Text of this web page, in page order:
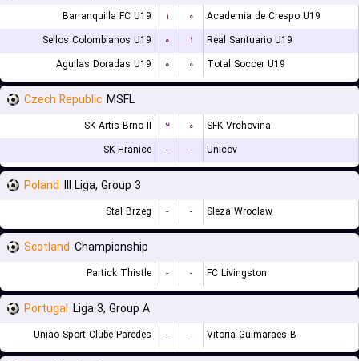
Barranquilla FC U19 ۱ ۰
Academia de Crespo U19
Sellos Colombianos U19
۰ ۱
Real Santuario U19
Aguilas Doradas U19
۰ ۰ Total Soccer U19
Czech Republic MSFL
SK Artis Brno II ۲ ۰
SFK Vrchovina
SK Hranice
- - Unicov
Poland III Liga, Group 3
Stal Brzeg - - Sleza Wroclaw
Scotland Championship
Partick Thistle - - FC Livingston
Portugal Liga 3, Group A
Uniao Sport Clube Paredes - - Vitoria Guimaraes B